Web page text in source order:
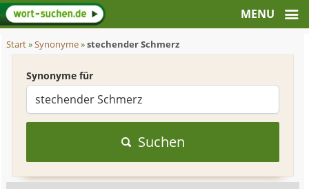
Start»Synonyme»stechender Schmerz
Synonyme für
Suchen